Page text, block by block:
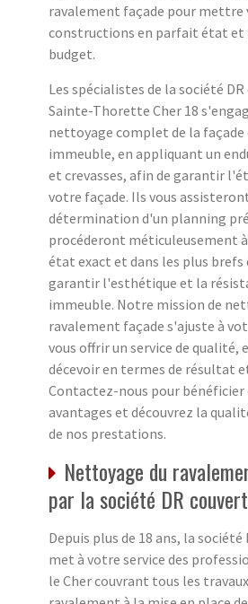
ravalement façade pour mettre
constructions en parfait état et
budget.
Les spécialistes de la société
Sainte-Thorette Cher 18
nettoyage complet de la façade
immeuble, en appliquant un
et crevasses, afin de garantir
votre façade. Ils vous
détermination d'un planning
procéderont méticuleusement
état exact et dans les plus brefs
garantir l'esthétique et la
immeuble. Notre mission de
ravalement façade s'ajuste à
vous offrir un service de qualité,
décevoir en termes de résultat
Contactez-nous pour bénéficier
avantages et découvrez la
de nos prestations.
Nettoyage du
par la société DR
Depuis plus de 18 ans, la société
met à votre service des
le Cher couvrant tous les